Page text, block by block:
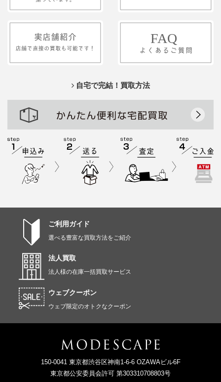
自宅で完結！買取方法
ご利用ガイド
選べる豊富な買取方法をご紹介
法人買取
法人様の在庫一括買取サービス
ウェブクーポン
ウェブ限定のオトクなクーポン
150-0041 東京都渋谷区神南1-6-6 OZAWAビル6F
東京都公安委員会許可 第303310708803号